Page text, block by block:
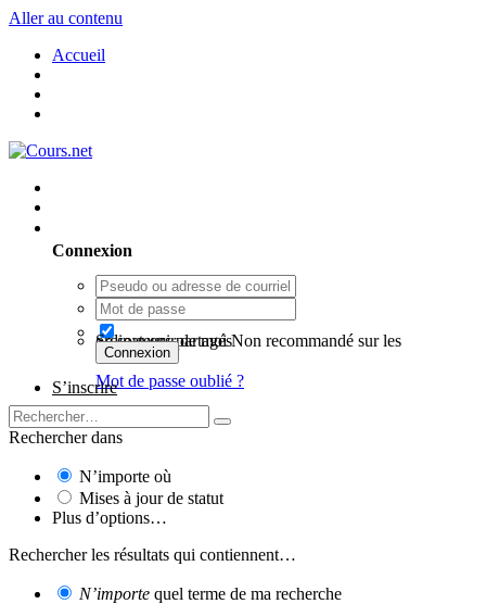
Aller au contenu
Accueil
Connexion
Se souvenir de moi
Non recommandé sur les ordinateurs partagés
Connexion
Mot de passe oublié ?
S’inscrire
Rechercher dans
N’importe où
Mises à jour de statut
Plus d’options…
Rechercher les résultats qui contiennent…
N’importe quel terme de ma recherche